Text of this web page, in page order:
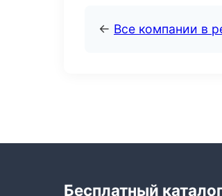
← Все компании в
Бесплатный